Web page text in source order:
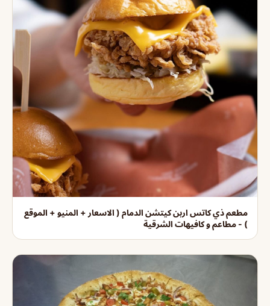
مطعم ذي كاتس اربن كيتشن الدمام ( الاسعار + المنيو + الموقع
) - مطاعم و كافيهات الشرقية